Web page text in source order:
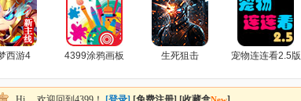
西游4 4399涂鸦画板 生死狙击 宠物连连看2.5版